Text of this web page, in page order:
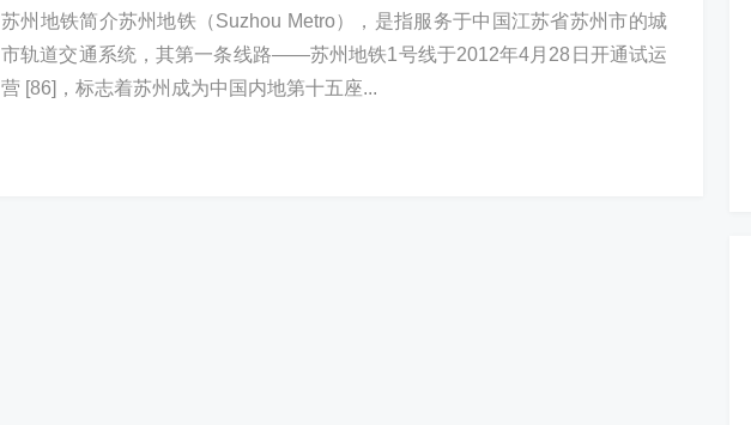
苏州地铁简介苏州地铁（Suzhou Metro），是指服务于中国江苏省苏州市的城
市轨道交通系统，其第一条线路——苏州地铁1号线于2012年4月28日开通试运
营 [86]，标志着苏州成为中国内地第十五座...